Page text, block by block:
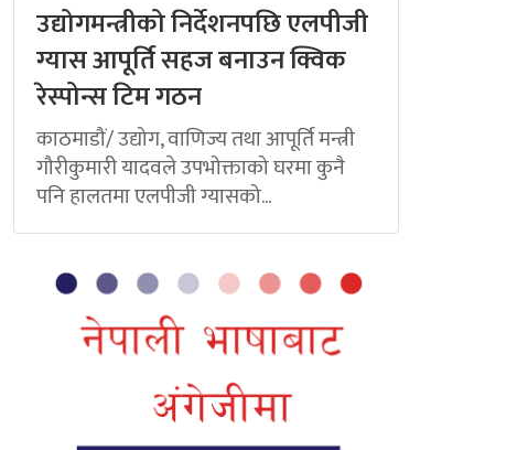
उद्योगमन्त्रीको निर्देशनपछि एलपीजी
ग्यास आपूर्ति सहज बनाउन क्विक
रेस्पोन्स टिम गठन
काठमाडौं/ उद्योग, वाणिज्य तथा आपूर्ति मन्त्री
गौरीकुमारी यादवले उपभोक्ताको घरमा कुनै
पनि हालतमा एलपीजी ग्यासको...